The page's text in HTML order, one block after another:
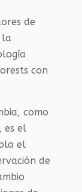
de
la
con
como
es el
el
de